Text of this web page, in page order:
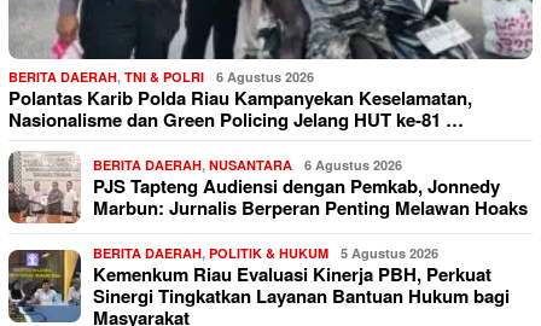
BERITA DAERAH, TNI & POLRI 6 Agustus 2026
Polantas Karib Polda Riau Kampanyekan Keselamatan,
Nasionalisme dan Green Policing Jelang HUT ke-81 …
BERITA DAERAH, NUSANTARA 6 Agustus 2026
PJS Tapteng Audiensi dengan Pemkab, Jonnedy
Marbun: Jurnalis Berperan Penting Melawan Hoaks
BERITA DAERAH, POLITIK & HUKUM 5 Agustus 2026
Kemenkum Riau Evaluasi Kinerja PBH, Perkuat
Sinergi Tingkatkan Layanan Bantuan Hukum bagi
Masyarakat